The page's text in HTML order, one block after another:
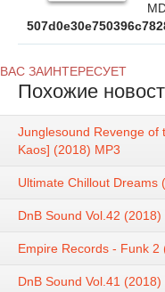
ВАС ЗАИНТЕРЕСУЕТ
Похожие
Junglesound Revenge of
Kaos] (2018) MP3
Ultimate Chillout Dreams
DnB Sound Vol.42 (2018)
Empire Records - Funk 2
DnB Sound Vol.41 (2018)